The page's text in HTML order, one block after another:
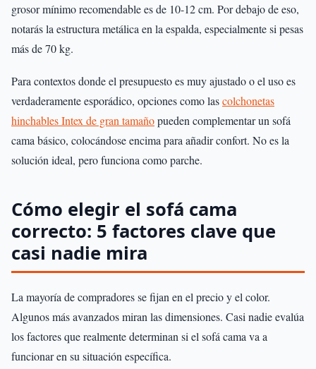
grosor mínimo recomendable es de 10-12 cm. Por debajo de eso,
notarás la estructura metálica en la espalda, especialmente si pesas
más de 70 kg.
Para contextos donde el presupuesto es muy ajustado o el uso es
verdaderamente esporádico, opciones como lascolchonetas
hinchables Intex de gran tamañopueden complementar un sofá
cama básico, colocándose encima para añadir confort. No es la
solución ideal, pero funciona como parche.
Cómo elegir el sofá cama
correcto: 5 factores clave que
casi nadie mira
La mayoría de compradores se fijan en el precio y el color.
Algunos más avanzados miran las dimensiones. Casi nadie evalúa
los factores que realmente determinan si el sofá cama va a
funcionar en su situación específica.